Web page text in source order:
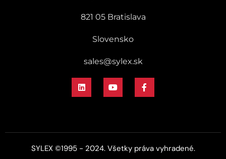
821 05 Bratislava
Slovensko
sales@sylex.sk
SYLEX ©1995 - 2024. Všetky práva vyhradené.